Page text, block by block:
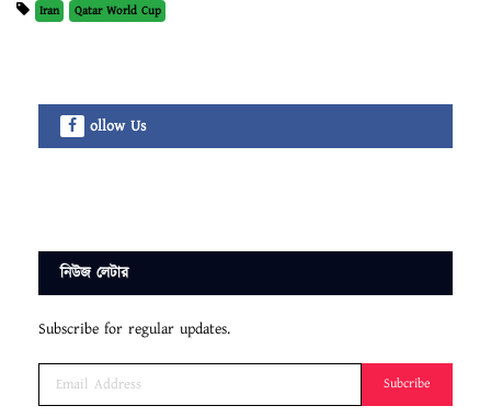
Iran Qatar World Cup
ollow Us
নিউজ লেটার
Subscribe for regular updates.
Subcribe